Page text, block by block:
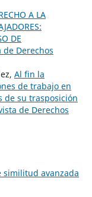
A LA
DE
de Derechos
Al fin la
de trabajo en
de su trasposición
de Derechos
avanzada